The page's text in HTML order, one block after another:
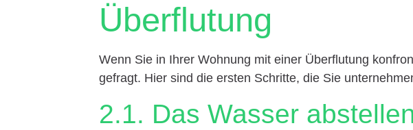
Überflutung
Wenn Sie in Ihrer Wohnung mit einer Überflutung
gefragt. Hier sind die ersten Schritte, die Sie
2.1. Das Wasser